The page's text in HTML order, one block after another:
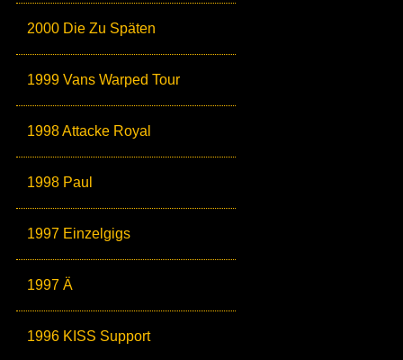
2000 Die Zu Späten
1999 Vans Warped Tour
1998 Attacke Royal
1998 Paul
1997 Einzelgigs
1997 Ä
1996 KISS Support